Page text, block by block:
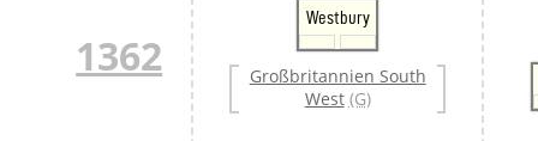
1362
Westbury
Großbritannien South
West (G)